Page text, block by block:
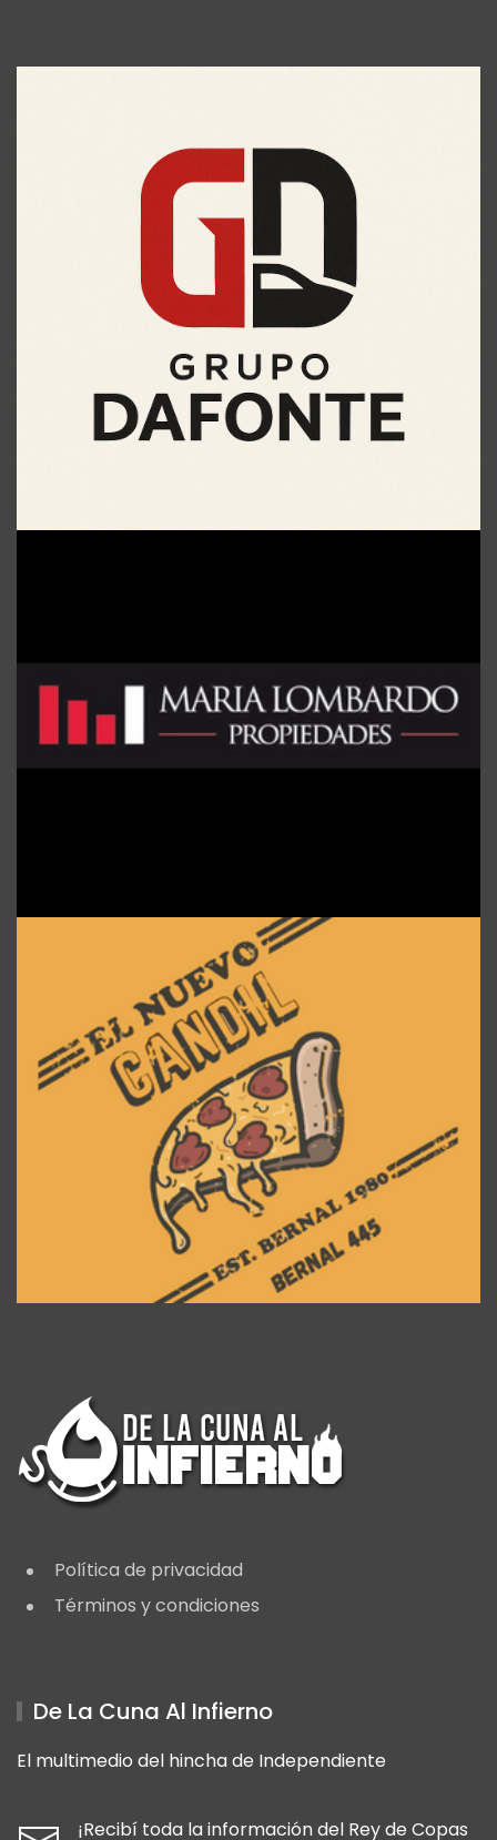
Política de privacidad
Términos y condiciones
De La Cuna Al Infierno
El multimedio del hincha de Independiente
¡Recibí toda la información del Rey de Copas